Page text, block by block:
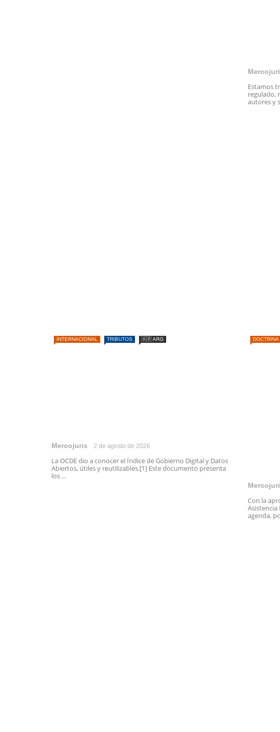
Estamos
regulado,
autores y
INTERNACIONAL TRIBUTOS 🇦🇷 ARG
Mercojuris 2 de agosto de 2026
La OCDE dio a conocer el Índice de Gobierno Digital y Datos
Abiertos, útiles y reutilizables.[1] Este documento presenta
los ...
DOCTRINA
Con la
Asistencia
agenda,